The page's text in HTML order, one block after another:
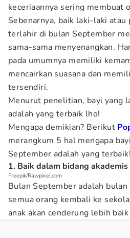
keceriaannya sering membuat
Sebenarnya, baik laki-laki atau
terlahir di bulan September
sama-sama menyenangkan.
pada umumnya memiliki
mencairkan suasana dan
tersendiri.
Menurut penelitian, bayi yang
adalah yang terbaik lho!
Mengapa demikian? Berikut
merangkum 5 hal mengapa
September adalah yang terbaik!
1. Baik dalam bidang akademis
Freepik/Rawpixel.com
Bulan September adalah
semua orang kembali ke
anak akan cenderung lebih